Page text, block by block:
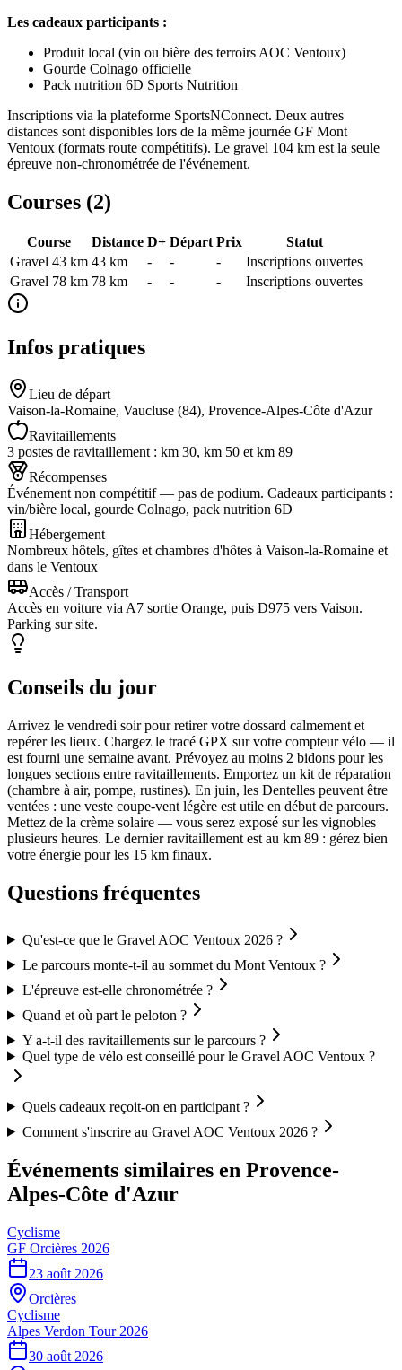
Les cadeaux participants :
Produit local (vin ou bière des terroirs AOC Ventoux)
Gourde Colnago officielle
Pack nutrition 6D Sports Nutrition
Inscriptions via la plateforme SportsNConnect. Deux autres
distances sont disponibles lors de la même journée GF Mont
Ventoux (formats route compétitifs). Le gravel 104 km est la seule
épreuve non-chronométrée de l'événement.
Courses (2)
Course Distance D+ Départ Prix
Statut
Gravel 43 km 43 km - - -
Inscriptions ouvertes
Gravel 78 km 78 km - - - Inscriptions ouvertes
Infos pratiques
Lieu de départ
Vaison-la-Romaine, Vaucluse (84), Provence-Alpes-Côte d'Azur
Ravitaillements
3 postes de ravitaillement : km 30, km 50 et km 89
Récompenses
Événement non compétitif — pas de podium. Cadeaux participants :
vin/bière local, gourde Colnago, pack nutrition 6D
Hébergement
Nombreux hôtels, gîtes et chambres d'hôtes à Vaison-la-Romaine et
dans le Ventoux
Accès / Transport
Accès en voiture via A7 sortie Orange, puis D975 vers Vaison.
Parking sur site.
Conseils du jour
Arrivez le vendredi soir pour retirer votre dossard calmement et
repérer les lieux. Chargez le tracé GPX sur votre compteur vélo — il
est fourni une semaine avant. Prévoyez au moins 2 bidons pour les
longues sections entre ravitaillements. Emportez un kit de réparation
(chambre à air, pompe, rustines). En juin, les Dentelles peuvent être
ventées : une veste coupe-vent légère est utile en début de parcours.
Mettez de la crème solaire — vous serez exposé sur les vignobles
plusieurs heures. Le dernier ravitaillement est au km 89 : gérez bien
votre énergie pour les 15 km finaux.
Questions fréquentes
Qu'est-ce que le Gravel AOC Ventoux 2026 ?
Le parcours monte-t-il au sommet du Mont Ventoux ?
L'épreuve est-elle chronométrée ?
Quand et où part le peloton ?
Y a-t-il des ravitaillements sur le parcours ?
Quel type de vélo est conseillé pour le Gravel AOC Ventoux ?
Quels cadeaux reçoit-on en participant ?
Comment s'inscrire au Gravel AOC Ventoux 2026 ?
Événements similaires en Provence-
Alpes-Côte d'Azur
Cyclisme
GF Orcières 2026
23 août 2026
Orcières
Cyclisme
Alpes Verdon Tour 2026
30 août 2026